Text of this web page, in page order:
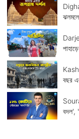
ঝলমলে
Kashmir
বছর
বদল',